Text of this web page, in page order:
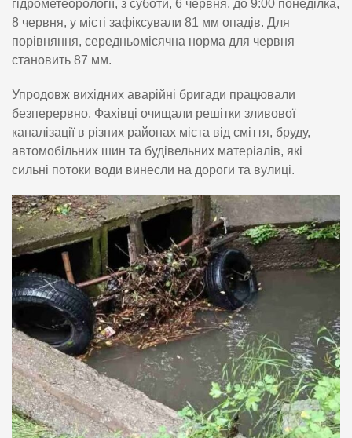
гідрометеорології, з суботи, 6 червня, до 9:00 понеділка,
8 червня, у місті зафіксували 81 мм опадів. Для
порівняння, середньомісячна норма для червня
становить 87 мм.
Упродовж вихідних аварійні бригади працювали
безперервно. Фахівці очищали решітки зливової
каналізації в різних районах міста від сміття, бруду,
автомобільних шин та будівельних матеріалів, які
сильні потоки води винесли на дороги та вулиці.